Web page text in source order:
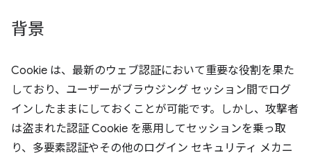
背景
Cookie は、最新のウェブ認証において重要な役割を果た
しており、ユーザーがブラウジング セッション間でログ
インしたままにしておくことが可能です。しかし、攻撃者
は盗まれた認証 Cookie を悪用してセッションを乗っ取
り、多要素認証やその他のログイン セキュリティ メカニ